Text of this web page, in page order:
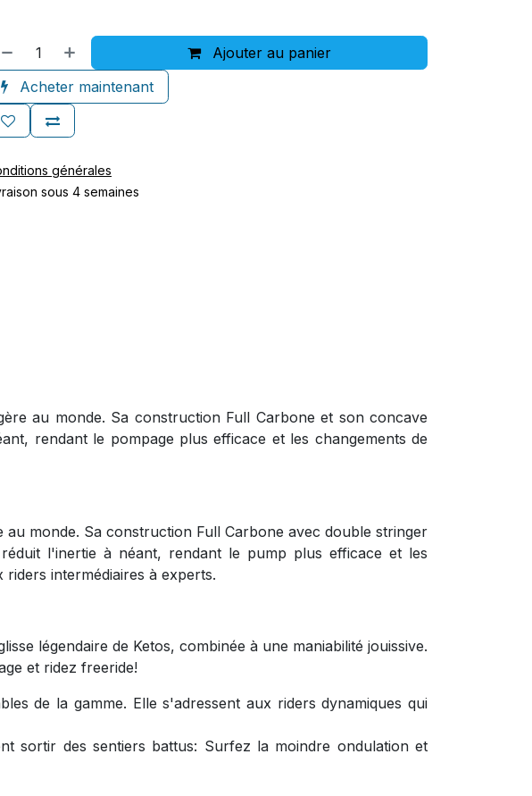
Ajouter au panier
Acheter maintenant
générales
sous 4 semaines
au monde. Sa construction Full Carbone et son concave
rendant le pompage plus efficace et les changements de
monde. Sa construction Full Carbone avec double stringer
l'inertie à néant, rendant le pump plus efficace et les
intermédiaires à experts.
légendaire de Ketos, combinée à une maniabilité jouissive.
et ridez freeride!
de la gamme. Elle s'adressent aux riders dynamiques qui
sortir des sentiers battus: Surfez la moindre ondulation et